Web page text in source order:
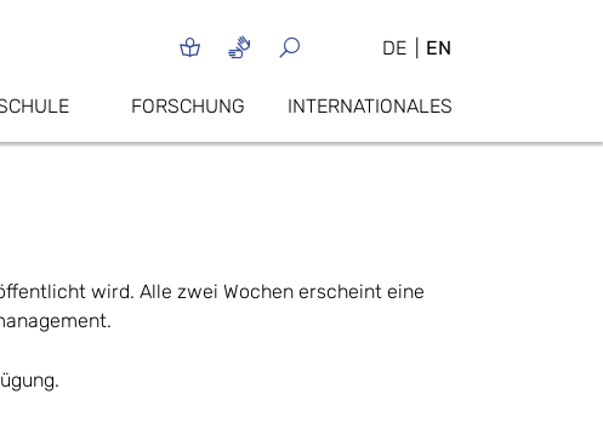
DE EN
FORSCHUNG INTERNATIONALES
wird. Alle zwei Wochen erscheint eine